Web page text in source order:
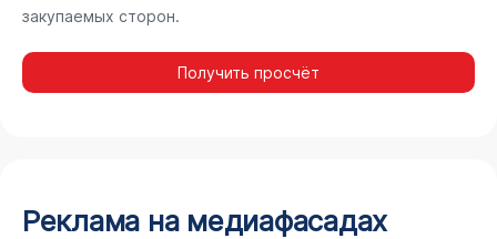
закупаемых сторон.
Получить просчёт
Реклама на медиафасадах